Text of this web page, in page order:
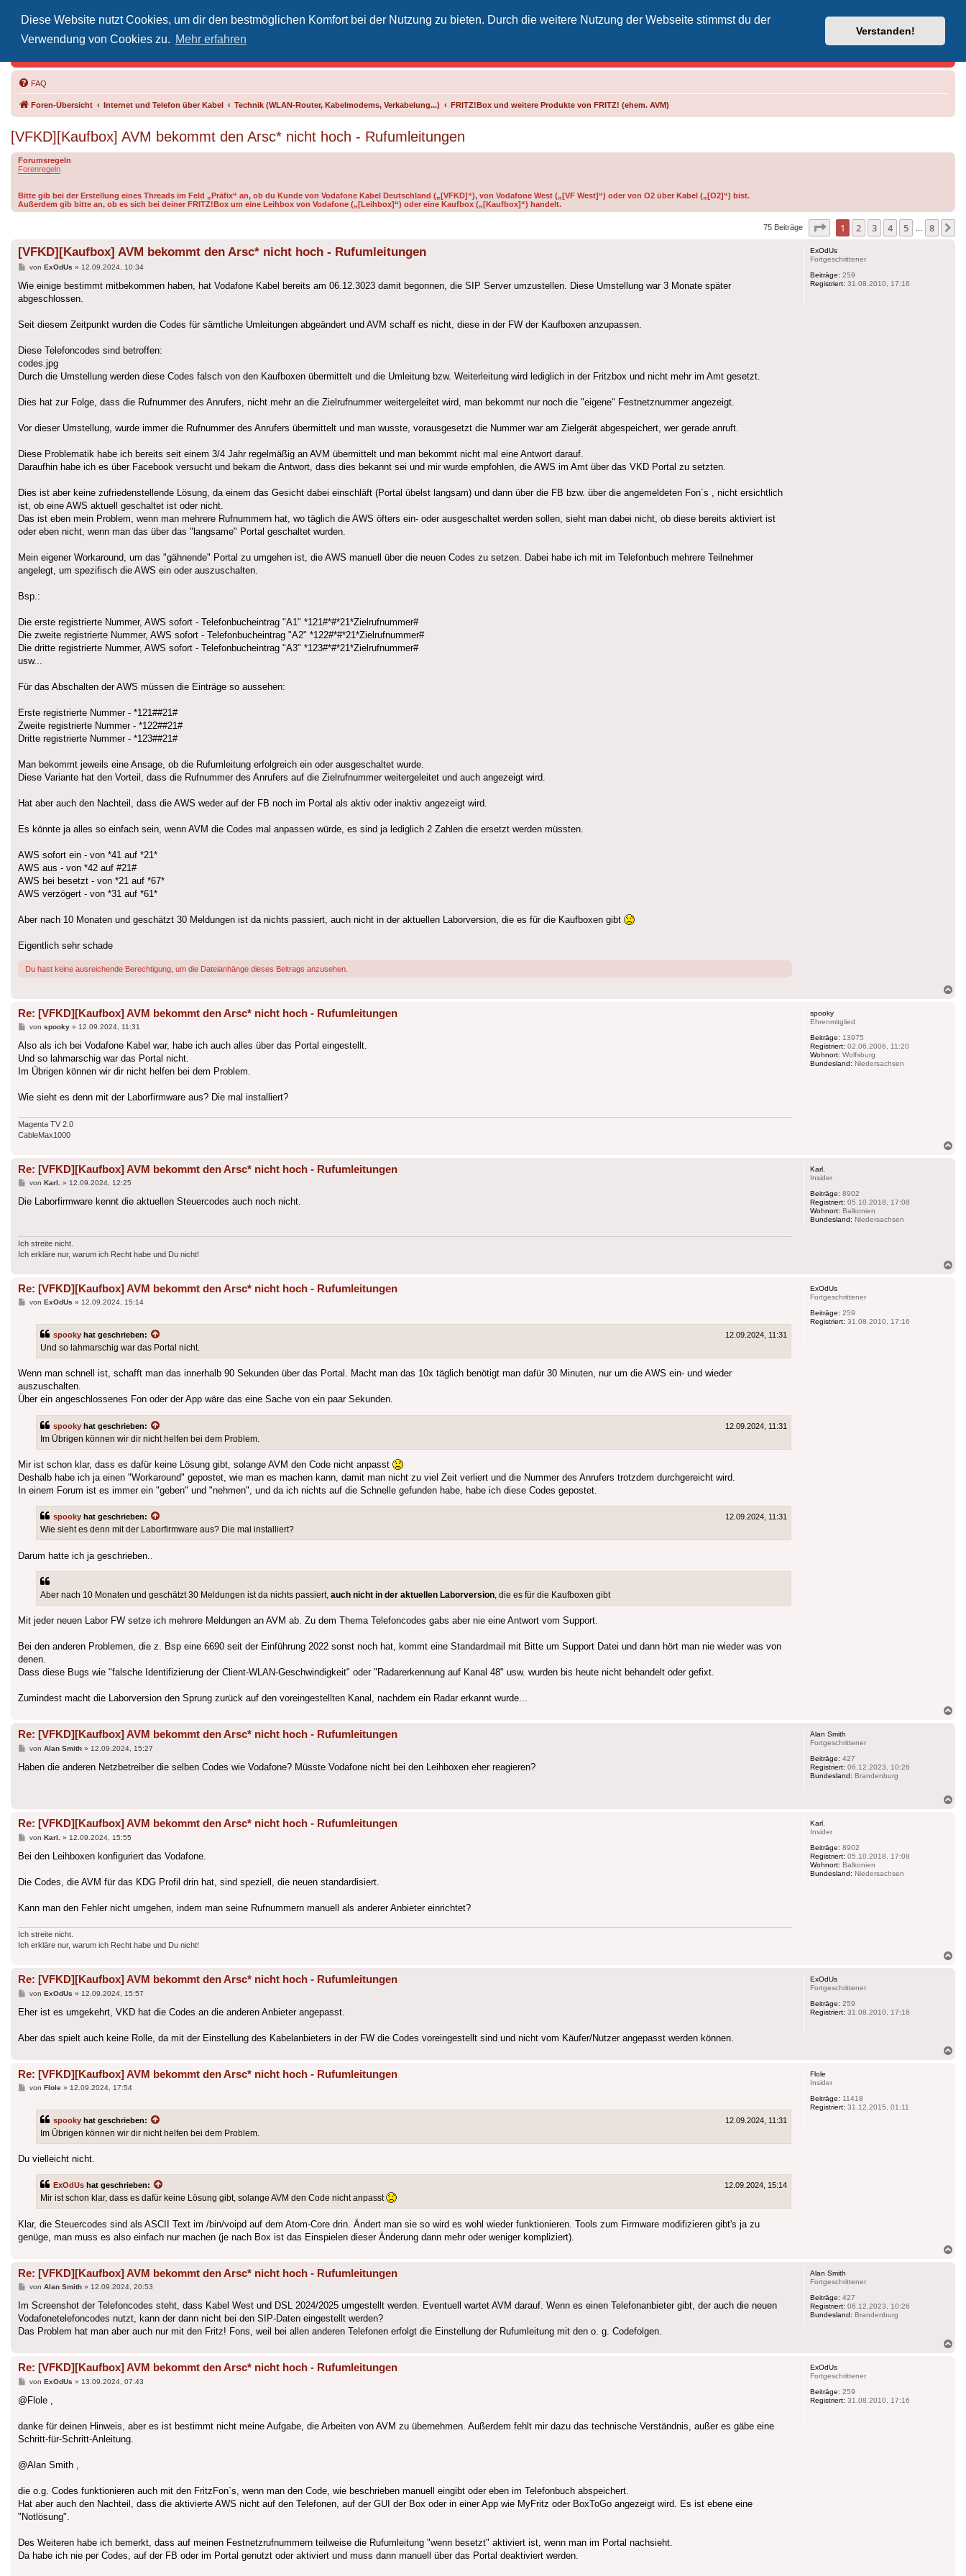
Diese Website nutzt Cookies, um dir den bestmöglichen Komfort bei der Nutzung zu bieten. Durch die weitere Nutzung der Webseite stimmst du der
Verwendung von Cookies zu. Mehr erfahren
Verstanden!
Vodafone-Kabel-Helpdesk
FAQ
Foren-Übersicht Internet und Telefon über Kabel Technik (WLAN-Router, Kabelmodems, Verkabelung...) FRITZ!Box und weitere Produkte von FRITZ! (ehem. AVM)
[VFKD][Kaufbox] AVM bekommt den Arsc* nicht hoch - Rufumleitungen
Forumsregeln
Forenregeln
Bitte gib bei der Erstellung eines Threads im Feld „Präfix“ an, ob du Kunde von Vodafone Kabel Deutschland („[VFKD]“), von Vodafone West („[VF West]“) oder von O2 über Kabel („[O2]“) bist.
Außerdem gib bitte an, ob es sich bei deiner FRITZ!Box um eine Leihbox von Vodafone („[Leihbox]“) oder eine Kaufbox („[Kaufbox]“) handelt.
75 Beiträge Seite von8
1 2 3 4 5 8
ExOdUs
Fortgeschrittener
Beiträge: 259
Registriert: 31.08.2010, 17:16
[VFKD][Kaufbox] AVM bekommt den Arsc* nicht hoch - Rufumleitungen
Beitrag
von ExOdUs » 12.09.2024, 10:34
Wie einige bestimmt mitbekommen haben, hat Vodafone Kabel bereits am 06.12.3023 damit begonnen, die SIP Server umzustellen. Diese Umstellung war 3 Monate später
abgeschlossen.
Seit diesem Zeitpunkt wurden die Codes für sämtliche Umleitungen abgeändert und AVM schaff es nicht, diese in der FW der Kaufboxen anzupassen.
Diese Telefoncodes sind betroffen:
codes.jpg
Durch die Umstellung werden diese Codes falsch von den Kaufboxen übermittelt und die Umleitung bzw. Weiterleitung wird lediglich in der Fritzbox und nicht mehr im Amt gesetzt.
Dies hat zur Folge, dass die Rufnummer des Anrufers, nicht mehr an die Zielrufnummer weitergeleitet wird, man bekommt nur noch die "eigene" Festnetznummer angezeigt.
Vor dieser Umstellung, wurde immer die Rufnummer des Anrufers übermittelt und man wusste, vorausgesetzt die Nummer war am Zielgerät abgespeichert, wer gerade anruft.
Diese Problematik habe ich bereits seit einem 3/4 Jahr regelmäßig an AVM übermittelt und man bekommt nicht mal eine Antwort darauf.
Daraufhin habe ich es über Facebook versucht und bekam die Antwort, dass dies bekannt sei und mir wurde empfohlen, die AWS im Amt über das VKD Portal zu setzten.
Dies ist aber keine zufriedenstellende Lösung, da einem das Gesicht dabei einschläft (Portal übelst langsam) und dann über die FB bzw. über die angemeldeten Fon´s , nicht ersichtlich
ist, ob eine AWS aktuell geschaltet ist oder nicht.
Das ist eben mein Problem, wenn man mehrere Rufnummern hat, wo täglich die AWS öfters ein- oder ausgeschaltet werden sollen, sieht man dabei nicht, ob diese bereits aktiviert ist
oder eben nicht, wenn man das über das "langsame" Portal geschaltet wurden.
Mein eigener Workaround, um das "gähnende" Portal zu umgehen ist, die AWS manuell über die neuen Codes zu setzen. Dabei habe ich mit im Telefonbuch mehrere Teilnehmer
angelegt, um spezifisch die AWS ein oder auszuschalten.
Bsp.:
Die erste registrierte Nummer, AWS sofort - Telefonbucheintrag "A1" *121#*#*21*Zielrufnummer#
Die zweite registrierte Nummer, AWS sofort - Telefonbucheintrag "A2" *122#*#*21*Zielrufnummer#
Die dritte registrierte Nummer, AWS sofort - Telefonbucheintrag "A3" *123#*#*21*Zielrufnummer#
usw...
Für das Abschalten der AWS müssen die Einträge so aussehen:
Erste registrierte Nummer - *121##21#
Zweite registrierte Nummer - *122##21#
Dritte registrierte Nummer - *123##21#
Man bekommt jeweils eine Ansage, ob die Rufumleitung erfolgreich ein oder ausgeschaltet wurde.
Diese Variante hat den Vorteil, dass die Rufnummer des Anrufers auf die Zielrufnummer weitergeleitet und auch angezeigt wird.
Hat aber auch den Nachteil, dass die AWS weder auf der FB noch im Portal als aktiv oder inaktiv angezeigt wird.
Es könnte ja alles so einfach sein, wenn AVM die Codes mal anpassen würde, es sind ja lediglich 2 Zahlen die ersetzt werden müssten.
AWS sofort ein - von *41 auf *21*
AWS aus - von *42 auf #21#
AWS bei besetzt - von *21 auf *67*
AWS verzögert - von *31 auf *61*
Aber nach 10 Monaten und geschätzt 30 Meldungen ist da nichts passiert, auch nicht in der aktuellen Laborversion, die es für die Kaufboxen gibt
Eigentlich sehr schade
Du hast keine ausreichende Berechtigung, um die Dateianhänge dieses Beitrags anzusehen.
spooky
Ehrenmitglied
Beiträge: 13975
Registriert: 02.06.2006, 11:20
Wohnort: Wolfsburg
Bundesland: Niedersachsen
Re: [VFKD][Kaufbox] AVM bekommt den Arsc* nicht hoch - Rufumleitungen
Beitrag
von spooky» 12.09.2024, 11:31
Also als ich bei Vodafone Kabel war, habe ich auch alles über das Portal eingestellt.
Und so lahmarschig war das Portal nicht.
Im Übrigen können wir dir nicht helfen bei dem Problem.
Wie sieht es denn mit der Laborfirmware aus? Die mal installiert?
Magenta TV 2.0
CableMax1000
Karl.
Insider
Beiträge: 8902
Registriert: 05.10.2018, 17:08
Wohnort: Balkonien
Bundesland: Niedersachsen
Re: [VFKD][Kaufbox] AVM bekommt den Arsc* nicht hoch - Rufumleitungen
Beitrag
von Karl. » 12.09.2024, 12:25
Die Laborfirmware kennt die aktuellen Steuercodes auch noch nicht.
Ich streite nicht.
Ich erkläre nur, warum ich Recht habe und Du nicht!
ExOdUs
Fortgeschrittener
Beiträge: 259
Registriert: 31.08.2010, 17:16
Re: [VFKD][Kaufbox] AVM bekommt den Arsc* nicht hoch - Rufumleitungen
Beitrag
von ExOdUs » 12.09.2024, 15:14
spooky hat geschrieben: 12.09.2024, 11:31
Und so lahmarschig war das Portal nicht.
Wenn man schnell ist, schafft man das innerhalb 90 Sekunden über das Portal. Macht man das 10x täglich benötigt man dafür 30 Minuten, nur um die AWS ein- und wieder
auszuschalten.
Über ein angeschlossenes Fon oder der App wäre das eine Sache von ein paar Sekunden.
spooky hat geschrieben: 12.09.2024, 11:31
Im Übrigen können wir dir nicht helfen bei dem Problem.
Mir ist schon klar, dass es dafür keine Lösung gibt, solange AVM den Code nicht anpasst
Deshalb habe ich ja einen "Workaround" gepostet, wie man es machen kann, damit man nicht zu viel Zeit verliert und die Nummer des Anrufers trotzdem durchgereicht wird.
In einem Forum ist es immer ein "geben" und "nehmen", und da ich nichts auf die Schnelle gefunden habe, habe ich diese Codes gepostet.
spooky hat geschrieben: 12.09.2024, 11:31
Wie sieht es denn mit der Laborfirmware aus? Die mal installiert?
Darum hatte ich ja geschrieben..
Aber nach 10 Monaten und geschätzt 30 Meldungen ist da nichts passiert, auch nicht in der aktuellen Laborversion, die es für die Kaufboxen gibt
Mit jeder neuen Labor FW setze ich mehrere Meldungen an AVM ab. Zu dem Thema Telefoncodes gabs aber nie eine Antwort vom Support.
Bei den anderen Problemen, die z. Bsp eine 6690 seit der Einführung 2022 sonst noch hat, kommt eine Standardmail mit Bitte um Support Datei und dann hört man nie wieder was von
denen.
Dass diese Bugs wie "falsche Identifizierung der Client-WLAN-Geschwindigkeit" oder "Radarerkennung auf Kanal 48" usw. wurden bis heute nicht behandelt oder gefixt.
Zumindest macht die Laborversion den Sprung zurück auf den voreingestellten Kanal, nachdem ein Radar erkannt wurde...
Alan Smith
Fortgeschrittener
Beiträge: 427
Registriert: 06.12.2023, 10:26
Bundesland: Brandenburg
Re: [VFKD][Kaufbox] AVM bekommt den Arsc* nicht hoch - Rufumleitungen
Beitrag
von Alan Smith» 12.09.2024, 15:27
Haben die anderen Netzbetreiber die selben Codes wie Vodafone? Müsste Vodafone nicht bei den Leihboxen eher reagieren?
Karl.
Insider
Beiträge: 8902
Registriert: 05.10.2018, 17:08
Wohnort: Balkonien
Bundesland: Niedersachsen
Re: [VFKD][Kaufbox] AVM bekommt den Arsc* nicht hoch - Rufumleitungen
Beitrag
von Karl. » 12.09.2024, 15:55
Bei den Leihboxen konfiguriert das Vodafone.
Die Codes, die AVM für das KDG Profil drin hat, sind speziell, die neuen standardisiert.
Kann man den Fehler nicht umgehen, indem man seine Rufnummern manuell als anderer Anbieter einrichtet?
Ich streite nicht.
Ich erkläre nur, warum ich Recht habe und Du nicht!
ExOdUs
Fortgeschrittener
Beiträge: 259
Registriert: 31.08.2010, 17:16
Re: [VFKD][Kaufbox] AVM bekommt den Arsc* nicht hoch - Rufumleitungen
Beitrag
von ExOdUs » 12.09.2024, 15:57
Eher ist es umgekehrt, VKD hat die Codes an die anderen Anbieter angepasst.
Aber das spielt auch keine Rolle, da mit der Einstellung des Kabelanbieters in der FW die Codes voreingestellt sind und nicht vom Käufer/Nutzer angepasst werden können.
Flole
Insider
Beiträge: 11418
Registriert: 31.12.2015, 01:11
Re: [VFKD][Kaufbox] AVM bekommt den Arsc* nicht hoch - Rufumleitungen
Beitrag
von Flole» 12.09.2024, 17:54
spooky hat geschrieben: 12.09.2024, 11:31
Im Übrigen können wir dir nicht helfen bei dem Problem.
Du vielleicht nicht.
ExOdUs hat geschrieben: 12.09.2024, 15:14
Mir ist schon klar, dass es dafür keine Lösung gibt, solange AVM den Code nicht anpasst
Klar, die Steuercodes sind als ASCII Text im /bin/voipd auf dem Atom-Core drin. Ändert man sie so wird es wohl wieder funktionieren. Tools zum Firmware modifizieren gibt's ja zu
genüge, man muss es also einfach nur machen (je nach Box ist das Einspielen dieser Änderung dann mehr oder weniger kompliziert).
Alan Smith
Fortgeschrittener
Beiträge: 427
Registriert: 06.12.2023, 10:26
Bundesland: Brandenburg
Re: [VFKD][Kaufbox] AVM bekommt den Arsc* nicht hoch - Rufumleitungen
Beitrag
von Alan Smith» 12.09.2024, 20:53
Im Screenshot der Telefoncodes steht, dass Kabel West und DSL 2024/2025 umgestellt werden. Eventuell wartet AVM darauf. Wenn es einen Telefonanbieter gibt, der auch die neuen
Vodafonetelefoncodes nutzt, kann der dann nicht bei den SIP-Daten eingestellt werden?
Das Problem hat man aber auch nur mit den Fritz! Fons, weil bei allen anderen Telefonen erfolgt die Einstellung der Rufumleitung mit den o. g. Codefolgen.
ExOdUs
Fortgeschrittener
Beiträge: 259
Registriert: 31.08.2010, 17:16
Re: [VFKD][Kaufbox] AVM bekommt den Arsc* nicht hoch - Rufumleitungen
Beitrag
von ExOdUs » 13.09.2024, 07:43
@Flole ,
danke für deinen Hinweis, aber es ist bestimmt nicht meine Aufgabe, die Arbeiten von AVM zu übernehmen. Außerdem fehlt mir dazu das technische Verständnis, außer es gäbe eine
Schritt-für-Schritt-Anleitung.
@Alan Smith ,
die o.g. Codes funktionieren auch mit den FritzFon`s, wenn man den Code, wie beschrieben manuell eingibt oder eben im Telefonbuch abspeichert.
Hat aber auch den Nachteil, dass die aktivierte AWS nicht auf den Telefonen, auf der GUI der Box oder in einer App wie MyFritz oder BoxToGo angezeigt wird. Es ist ebene eine
"Notlösung".
Des Weiteren habe ich bemerkt, dass auf meinen Festnetzrufnummern teilweise die Rufumleitung "wenn besetzt" aktiviert ist, wenn man im Portal nachsieht.
Da habe ich nie per Codes, auf der FB oder im Portal genutzt oder aktiviert und muss dann manuell über das Portal deaktiviert werden.